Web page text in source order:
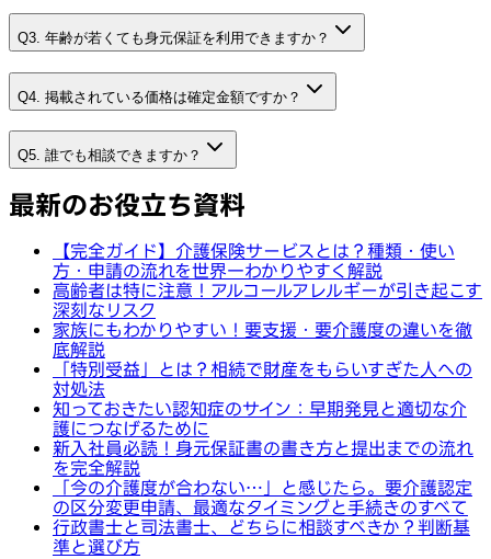
Q3. 年齢が若くても身元保証を利用できますか？
Q4. 掲載されている価格は確定金額ですか？
Q5. 誰でも相談できますか？
最新のお役立ち資料
【完全ガイド】介護保険サービスとは？種類・使い
方・申請の流れを世界一わかりやすく解説
高齢者は特に注意！アルコールアレルギーが引き起こす
深刻なリスク
家族にもわかりやすい！要支援・要介護度の違いを徹
底解説
「特別受益」とは？相続で財産をもらいすぎた人への
対処法
知っておきたい認知症のサイン：早期発見と適切な介
護につなげるために
新入社員必読！身元保証書の書き方と提出までの流れ
を完全解説
「今の介護度が合わない…」と感じたら。要介護認定
の区分変更申請、最適なタイミングと手続きのすべて
行政書士と司法書士、どちらに相談すべきか？判断基
準と選び方